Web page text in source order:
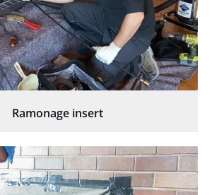
Ramonage insert